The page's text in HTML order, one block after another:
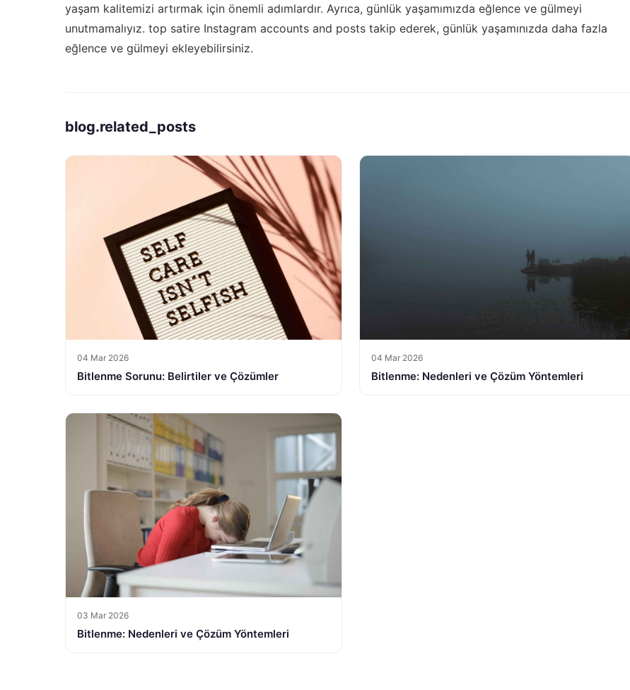
yaşam kalitemizi artırmak için önemli adımlardır. Ayrıca, günlük yaşamımızda eğlence ve gülmeyi
unutmamalıyız. top satire Instagram accounts and posts takip ederek, günlük yaşamınızda daha fazla
eğlence ve gülmeyi ekleyebilirsiniz.
blog.related_posts
04 Mar 2026
Bitlenme Sorunu: Belirtiler ve Çözümler
04 Mar 2026
Bitlenme: Nedenleri ve Çözüm Yöntemleri
03 Mar 2026
Bitlenme: Nedenleri ve Çözüm Yöntemleri